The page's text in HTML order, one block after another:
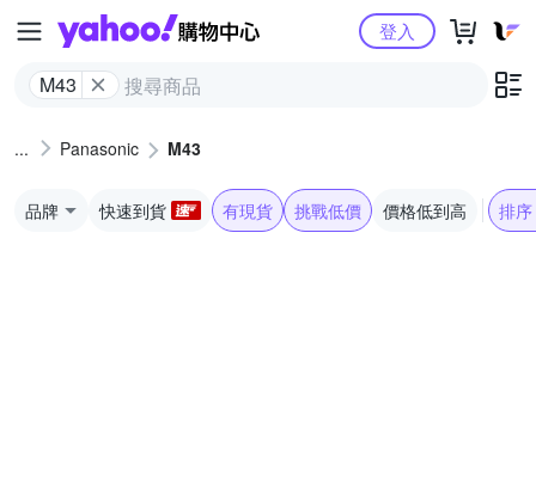
Yahoo購物中心
M43
登入
Panasonic M43
品牌 快速到貨 有現貨 挑戰低價 價格低到高 排序